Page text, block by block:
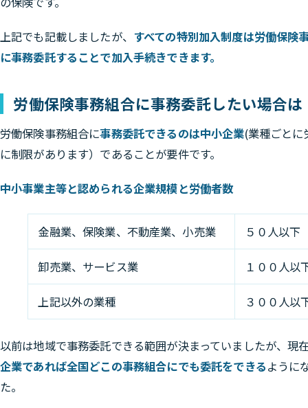
上記でも記載しましたが、 すべての特別加入制度は労働保険
に事務委託することで加入手続きできます。
労働保険事務組合に事務委託したい場合は
労働保険事務組合に事務委託できるのは中小企業(業種ごとに
に制限があります）であることが要件です。
中小事業主等と認められる企業規模と労働者数
金融業、保険業、不動産業、小売業 ５０人以下
卸売業、サービス業 １００人以
上記以外の業種 ３００人以
以前は地域で事務委託できる範囲が決まっていましたが、現
企業であれば全国どこの事務組合にでも委託をできるように
た。